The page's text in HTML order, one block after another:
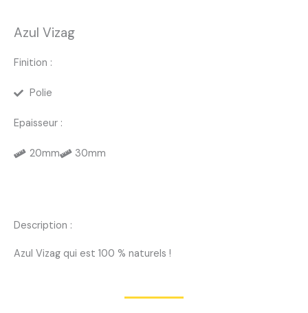
Azul Vizag
Finition :
Polie
Epaisseur :
20mm 30mm
Description :
Azul Vizag qui est 100 % naturels !